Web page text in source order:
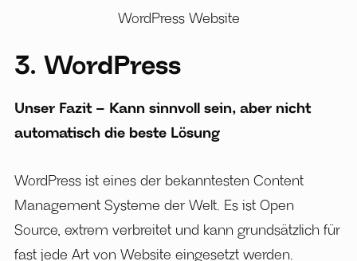
WordPress Website
3. WordPress
Unser Fazit – Kann sinnvoll sein, aber nicht
automatisch die beste Lösung
WordPress ist eines der bekanntesten Content
Management Systeme der Welt. Es ist Open
Source, extrem verbreitet und kann grundsätzlich für
fast jede Art von Website eingesetzt werden.